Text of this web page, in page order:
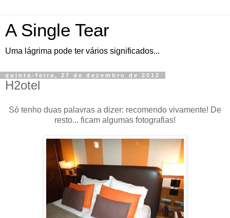
A Single Tear
Uma lágrima pode ter vários significados...
quinta-feira, 27 de dezembro de 2012
H2otel
Só tenho duas palavras a dizer: recomendo vivamente! De
resto... ficam algumas fotografias!